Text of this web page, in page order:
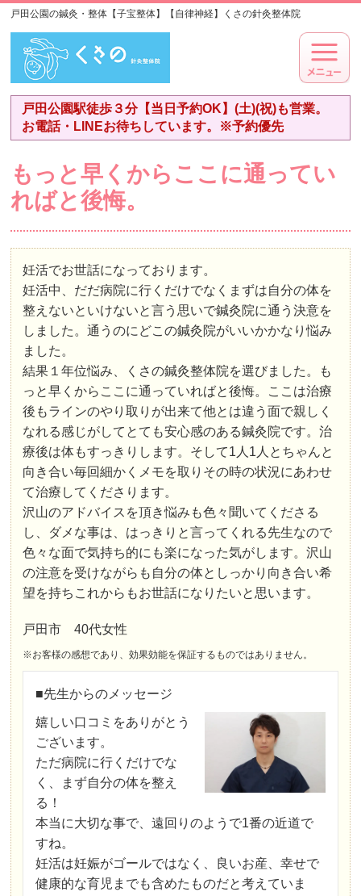
戸田公園の鍼灸・整体【子宝整体】【自律神経】くさの針灸整体院
戸田公園駅徒歩３分【当日予約OK】(土)(祝)も営業。
お電話・LINEお待ちしています。※予約優先
もっと早くからここに通ってい
ればと後悔。
妊活でお世話になっております。
妊活中、だだ病院に行くだけでなくまずは自分の体を
整えないといけないと言う思いで鍼灸院に通う決意を
しました。通うのにどこの鍼灸院がいいかかなり悩み
ました。
結果１年位悩み、くさの鍼灸整体院を選びました。も
っと早くからここに通っていればと後悔。ここは治療
後もラインのやり取りが出来て他とは違う面で親しく
なれる感じがしてとても安心感のある鍼灸院です。治
療後は体もすっきりします。そして1人1人とちゃんと
向き合い毎回細かくメモを取りその時の状況にあわせ
て治療してくださります。
沢山のアドバイスを頂き悩みも色々聞いてくださる
し、ダメな事は、はっきりと言ってくれる先生なので
色々な面で気持ち的にも楽になった気がします。沢山
の注意を受けながらも自分の体としっかり向き合い希
望を持ちこれからもお世話になりたいと思います。
戸田市 40代女性
※お客様の感想であり、効果効能を保証するものではありません。
■先生からのメッセージ
嬉しい口コミをありがとう
ございます。
ただ病院に行くだけでな
く、まず自分の体を整え
る！
本当に大切な事で、遠回りのようで1番の近道で
すね。
妊活は妊娠がゴールではなく、良いお産、幸せで
健康的な育児までも含めたものだと考えていま